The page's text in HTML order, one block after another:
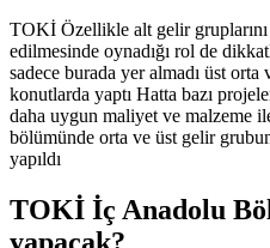
TOKİ Özellikle alt gelir gruplarını
edilmesinde oynadığı rol de
sadece burada yer almadı üst
konutlarda yaptı Hatta bazı
daha uygun maliyet ve malzeme
bölümünde orta ve üst gelir
yapıldı
TOKİ İç Anadolu
yapacak?